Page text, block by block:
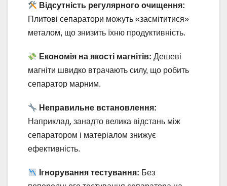
Відсутність регулярного очищення:
Плитові сепаратори можуть «засмітитися»
металом, що знизить їхню продуктивність.
Економія на якості магнітів: Дешеві
магніти швидко втрачають силу, що робить
сепаратор марним.
Неправильне встановлення:
Наприклад, занадто велика відстань між
сепаратором і матеріалом знижує
ефективність.
Ігнорування тестування: Без